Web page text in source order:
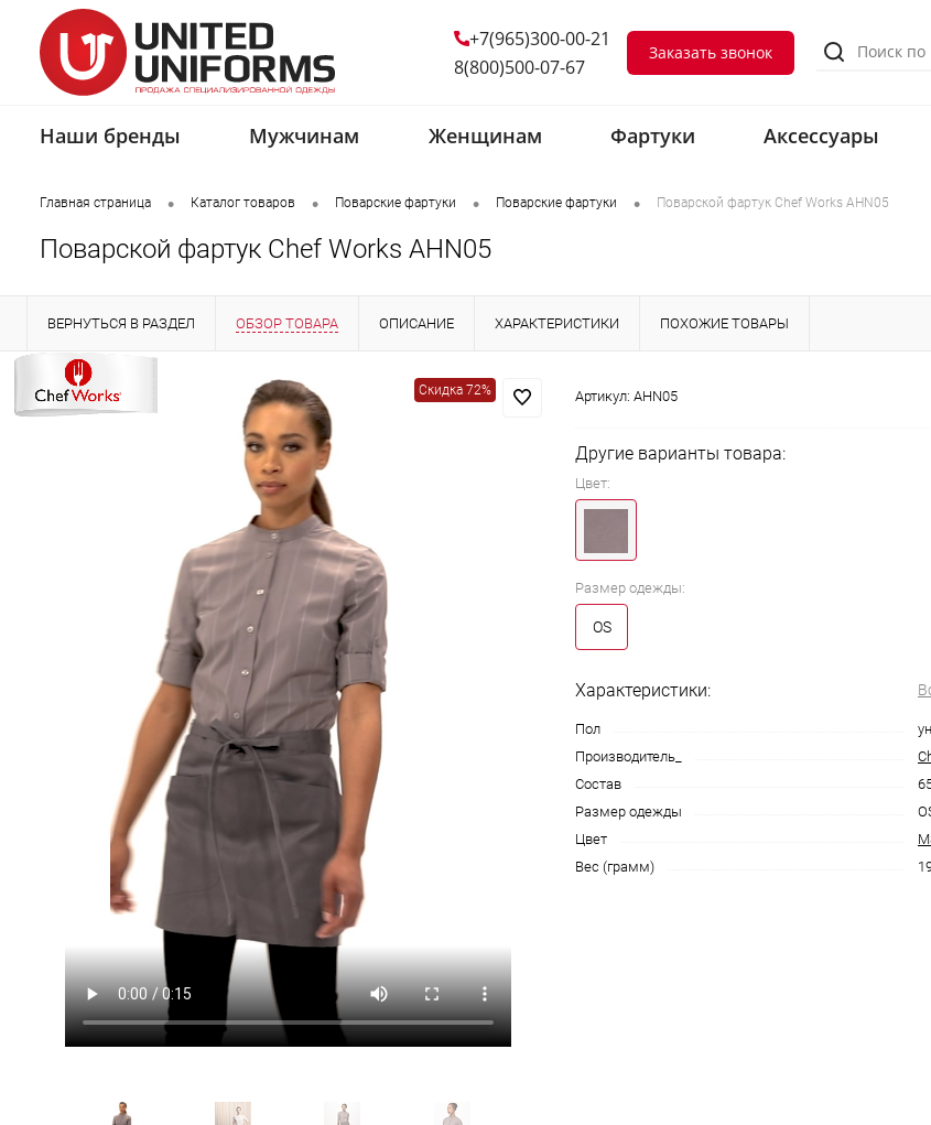
+7(965)300-00-21
8(800)500-07-67
Заказать звонок
Наши бренды Мужчинам Женщинам Фартуки Аксессуары
Главная страница • Каталог товаров • Поварские фартуки • Поварские фартуки • Поварской фартук Chef Works AHN05
Поварской фартук Chef Works AHN05
ВЕРНУТЬСЯ В РАЗДЕЛ ОБЗОР ТОВАРА ОПИСАНИЕ ХАРАКТЕРИСТИКИ ПОХОЖИЕ ТОВАРЫ
Скидка 72% Артикул: AHN05
Другие варианты товара:
Цвет:
Размер одежды:
OS
Характеристики:
Пол
Производитель_
Состав
Размер одежды
Цвет
Вес (грамм)